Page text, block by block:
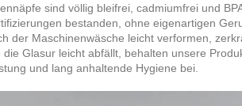
sind völlig bleifrei, cadmiumfrei und
bestanden, ohne eigenartigen
der Maschinenwäsche leicht verformen,
Glasur leicht abfällt, behalten unsere
und lang anhaltende Hygiene bei.